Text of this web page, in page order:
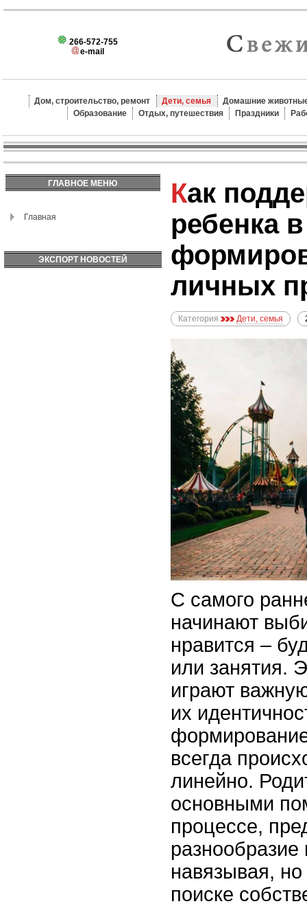
266-572-755
e-mail
Дом, строительство, ремонт Дети, семья
Домашние
Образование
Отдых, путешествия Праздники
ГЛАВНОЕ МЕНЮ
Главная
ЭКСПОРТ НОВОСТЕЙ
Как поддерживать
ребенка
личных
Категория Дети, семья
С самого
начинают
нравится –
или занятия.
играют
их
всегда
линейно.
основными
процессе,
разнообразие
навязывая,
поиске